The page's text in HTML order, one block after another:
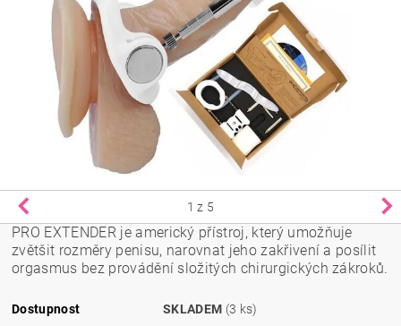
1 z 5
PRO EXTENDER je americký přístroj, který umožňuje
zvětšit rozměry penisu, narovnat jeho zakřivení a posílit
orgasmus bez provádění složitých chirurgických zákroků.
Dostupnost SKLADEM (3 ks)